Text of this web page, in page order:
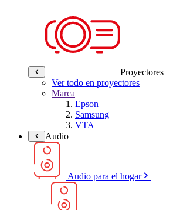
Proyectores
Ver todo en proyectores
Marca
Epson
Samsung
VTA
Audio
Audio para el hogar